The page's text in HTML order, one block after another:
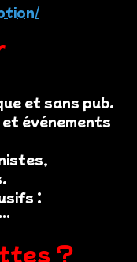
et sans pub.
événements
:
?